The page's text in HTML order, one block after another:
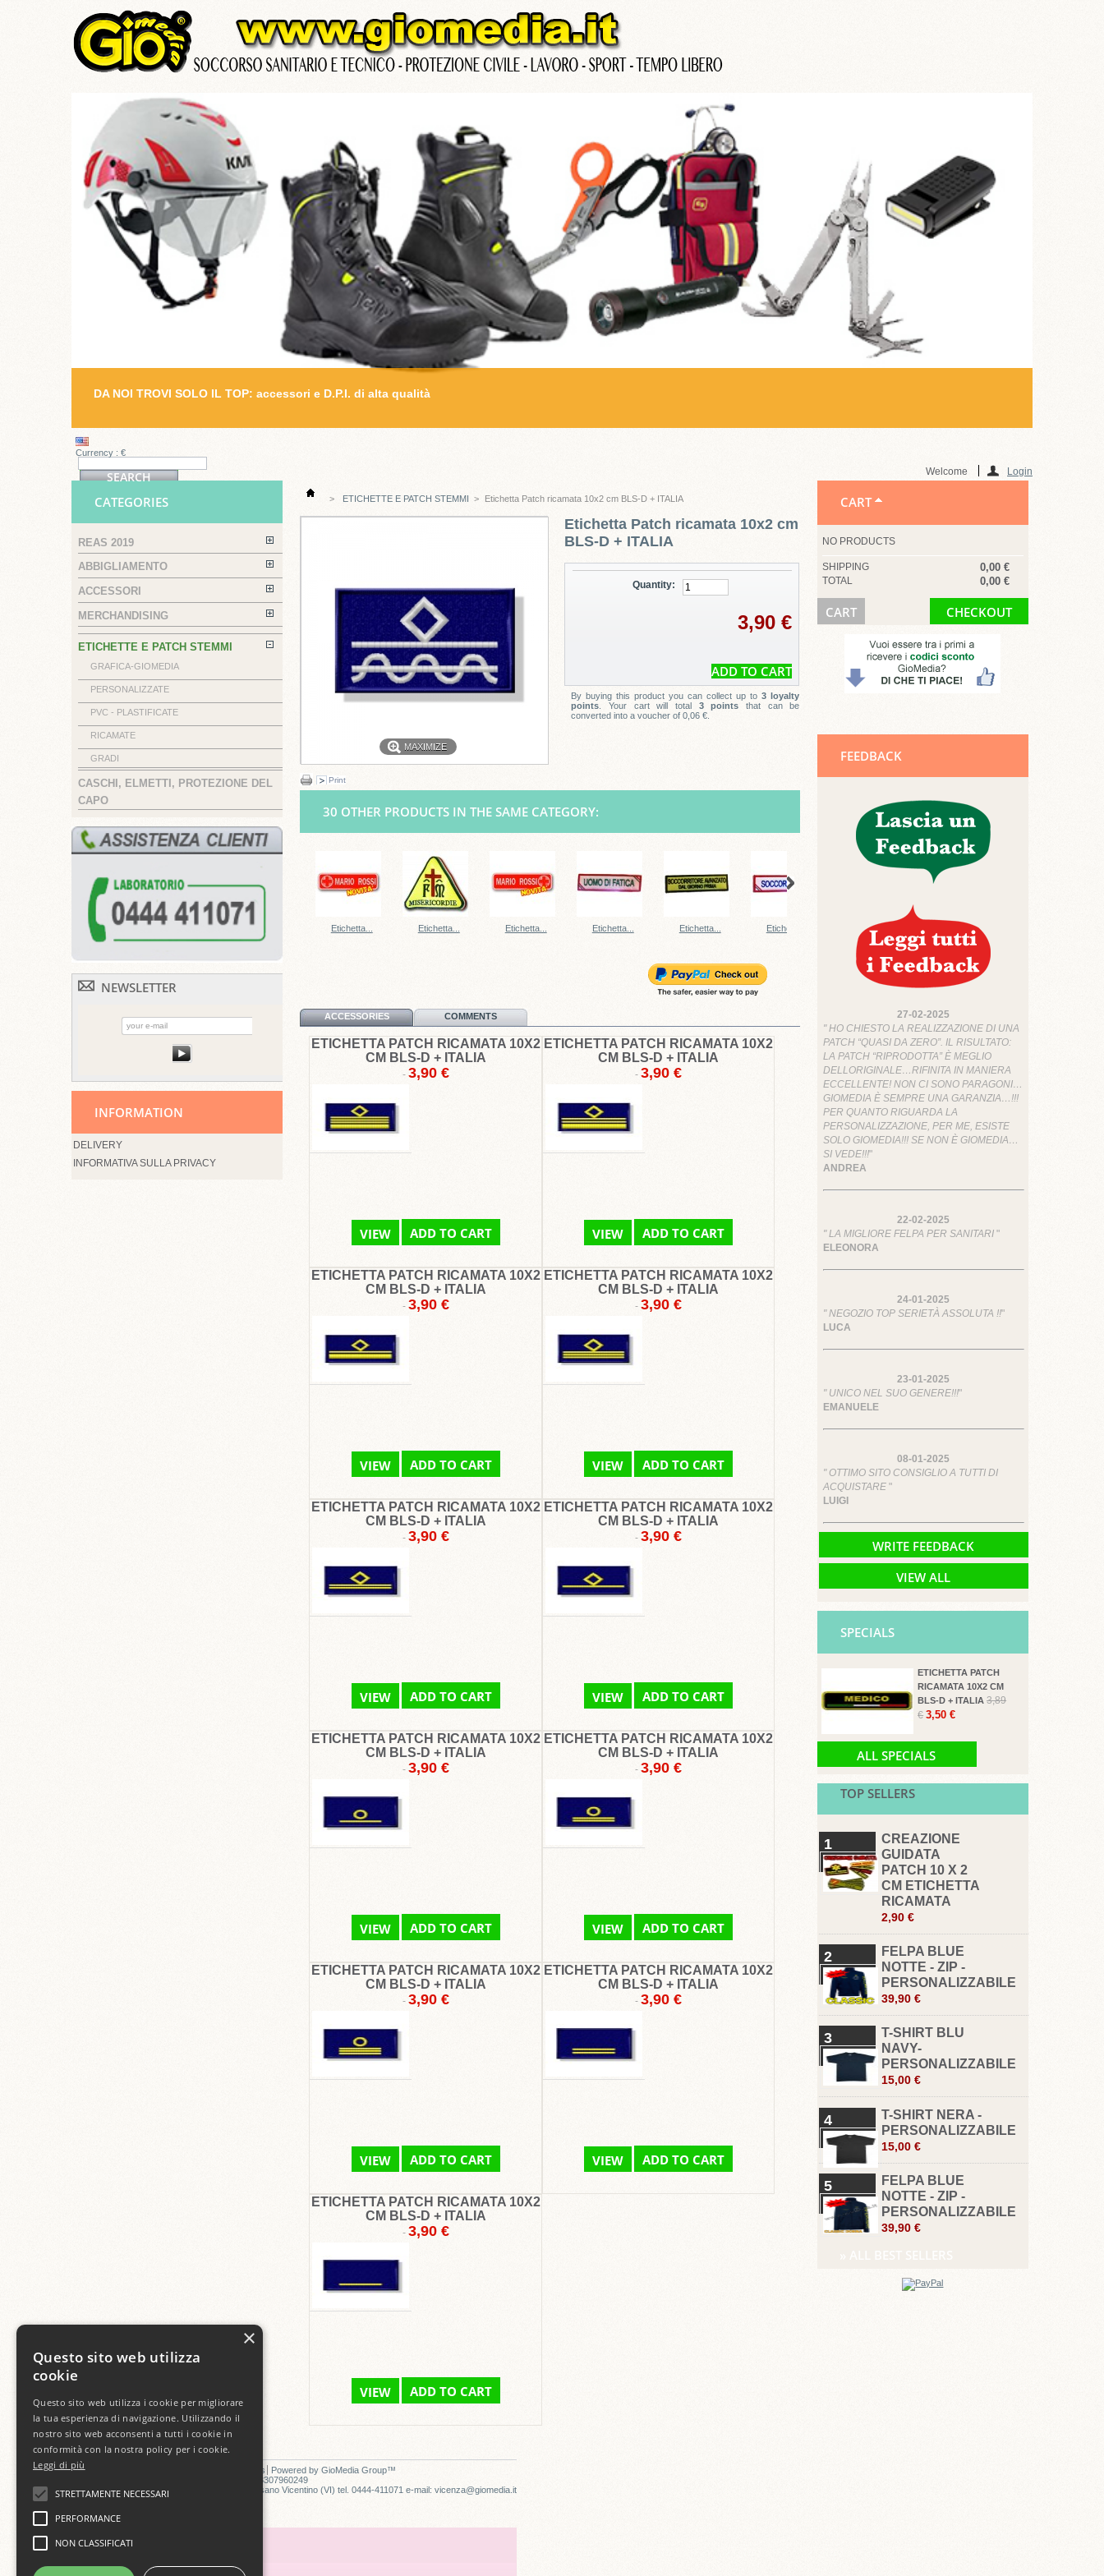
DA NOI TROVI SOLO IL TOP: accessori e D.P.I. di alta qualità
Currency : €
Welcome Login
CATEGORIES
REAS 2019
ABBIGLIAMENTO
ACCESSORI
MERCHANDISING
ETICHETTE E PATCH STEMMI
GRAFICA-GIOMEDIA
PERSONALIZZATE
PVC - PLASTIFICATE
RICAMATE
GRADI
CASCHI, ELMETTI, PROTEZIONE DEL
CAPO
NEWSLETTER
INFORMATION
DELIVERY
INFORMATIVA SULLA PRIVACY
> ETICHETTE E PATCH STEMMI > Etichetta Patch ricamata 10x2 cm BLS-D + ITALIA
MAXIMIZE
Print
Etichetta Patch ricamata 10x2 cm
BLS-D + ITALIA
Quantity:
3,90 €
By buying this product you can collect up to3 loyalty
points . Your cart will total 3points that can be
converted into a voucher of0,06 €
30 OTHER PRODUCTS IN THE SAME CATEGORY:
Etichetta... Etichetta... Etichetta... Etichetta... Etichetta... Etichetta... PATCH... PATCH 118...
ACCESSORIES COMMENTS
ETICHETTA PATCH RICAMATA 10X2
CM BLS-D + ITALIA
- 3,90 €
VIEW ADD TO CART
ETICHETTA PATCH RICAMATA 10X2
CM BLS-D + ITALIA
-3,90 €
VIEW ADD TO CART
ETICHETTA PATCH RICAMATA 10X2
CM BLS-D + ITALIA
- 3,90 €
VIEW ADD TO CART
ETICHETTA PATCH RICAMATA 10X2
CM BLS-D + ITALIA
-3,90 €
VIEW ADD TO CART
ETICHETTA PATCH RICAMATA 10X2
CM BLS-D + ITALIA
- 3,90 €
VIEW ADD TO CART
ETICHETTA PATCH RICAMATA 10X2
CM BLS-D + ITALIA
-3,90 €
VIEW ADD TO CART
ETICHETTA PATCH RICAMATA 10X2
CM BLS-D + ITALIA
- 3,90 €
VIEW ADD TO CART
ETICHETTA PATCH RICAMATA 10X2
CM BLS-D + ITALIA
-3,90 €
VIEW ADD TO CART
ETICHETTA PATCH RICAMATA 10X2
CM BLS-D + ITALIA
- 3,90 €
VIEW ADD TO CART
ETICHETTA PATCH RICAMATA 10X2
CM BLS-D + ITALIA
-3,90 €
VIEW ADD TO CART
ETICHETTA PATCH RICAMATA 10X2
CM BLS-D + ITALIA
- 3,90 €
VIEW ADD TO CART
CART
NO PRODUCTS
0,00 €
SHIPPING
0,00 €
TOTAL
CART CHECKOUT
FEEDBACK
27-02-2025
" HO CHIESTO LA REALIZZAZIONE DI UNA
PATCH “QUASI DA ZERO”. IL RISULTATO:
LA PATCH “RIPRODOTTA” È MEGLIO
DELLORIGINALE…RIFINITA IN MANIERA
ECCELLENTE! NON CI SONO PARAGONI…
GIOMEDIA È SEMPRE UNA GARANZIA…!!!
PER QUANTO RIGUARDA LA
PERSONALIZZAZIONE, PER ME, ESISTE
SOLO GIOMEDIA!!! SE NON È GIOMEDIA…
SI VEDE!!!"
ANDREA
22-02-2025
" LA MIGLIORE FELPA PER SANITARI "
ELEONORA
24-01-2025
" NEGOZIO TOP SERIETÀ ASSOLUTA !!"
LUCA
23-01-2025
" UNICO NEL SUO GENERE!!!"
EMANUELE
08-01-2025
" OTTIMO SITO CONSIGLIO A TUTTI DI
ACQUISTARE "
LUIGI
WRITE FEEDBACK
VIEW ALL
SPECIALS
ETICHETTA PATCH
RICAMATA 10X2 CM
BLS-D + ITALIA 3,89
€ 3,50 €
ALL SPECIALS
TOP SELLERS
1
CREAZIONE
GUIDATA
PATCH 10 X 2
CM ETICHETTA
RICAMATA
2,90 €
2
FELPA BLUE
NOTTE - ZIP -
PERSONALIZZABILE
39,90 €
3
T-SHIRT BLU
NAVY-
PERSONALIZZABILE
15,00 €
4
T-SHIRT NERA -
PERSONALIZZABILE
15,00 €
5
FELPA BLUE
NOTTE - ZIP -
PERSONALIZZABILE
39,90 €
Specials Contact us Powered by GioMedia Group™
GIOMEDIA S.A.S. di Tromba G. & C. P.I./C.F. 03307960249
Punto vendita: Via Vicenza, 50 E -36043- Camisano Vicentino (VI) tel. 0444-411071 e-mail: vicenza@giomedia.it
MY ACCOUNT
MY ORDERS
MY MERCHANDISE RETURNS
×
Questo sito web utilizza
cookie
Questo sito web utilizza i cookie per migliorare
la tua esperienza di navigazione. Utilizzando il
nostro sito web acconsenti a tutti i cookie in
conformità con la nostra policy per i cookie.
Leggi di più
STRETTAMENTE NECESSARI
PERFORMANCE
NON CLASSIFICATI